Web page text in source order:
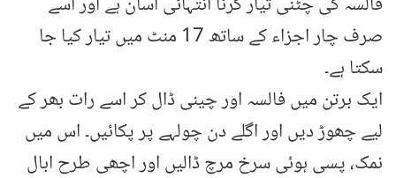
صرف چار اجزاء کے ساتھ 17 منٹ میں تیار کیا جا
سکتا ہے۔
ایک برتن میں فالسہ اور چینی ڈال کر اسے رات بھر کے
لیے چھوڑ دیں اور اگلے دن چولہے پر پکائیں۔ اس میں
نمک، پسی ہوئی سرخ مرچ ڈالیں اور اچھی طرح ابال